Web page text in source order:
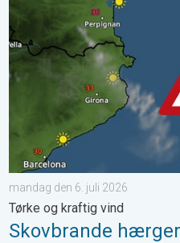
mandag den 6. juli 2026
Tørke og kraftig vind
Skovbrande